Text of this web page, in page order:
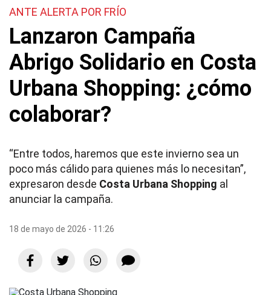
ANTE ALERTA POR FRÍO
Lanzaron Campaña
Abrigo Solidario en Costa
Urbana Shopping: ¿cómo
colaborar?
“Entre todos, haremos que este invierno sea un
poco más cálido para quienes más lo necesitan”,
expresaron desde Costa Urbana Shopping al
anunciar la campaña.
18 de mayo de 2026 - 11:26